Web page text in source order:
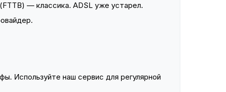
— классика. ADSL уже устарел.
Используйте наш сервис для регулярной